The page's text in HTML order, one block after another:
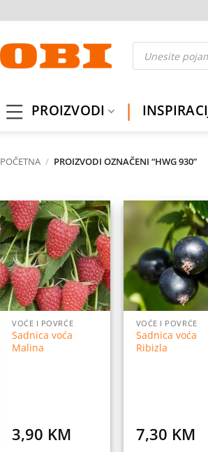
Products
search
PROIZVODI
POČETNA / PROIZVODI OZNAČENI “HWG 930”
Dodaj
na
listu
želja
VOĆE I POVRĆE
Sadnica voća
Malina
3,90 KM
VOĆE I POVRĆE
Sadnica voća
Ribizla
7,30 KM